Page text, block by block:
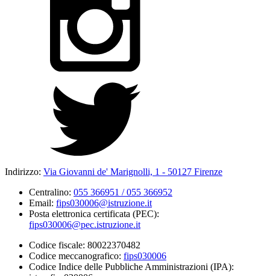
Indirizzo: Via Giovanni de' Marignolli, 1 - 50127 Firenze
Centralino: 055 366951 / 055 366952
Email: fips030006@istruzione.it
Posta elettronica certificata (PEC):
fips030006@pec.istruzione.it
Codice fiscale: 80022370482
Codice meccanografico: fips030006
Codice Indice delle Pubbliche Amministrazioni (IPA):